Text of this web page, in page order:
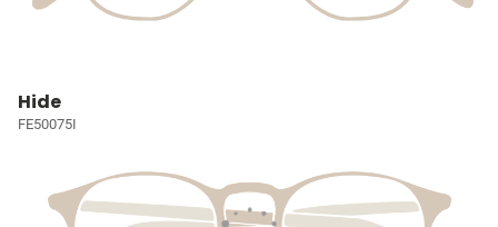
Hide
FE50075I